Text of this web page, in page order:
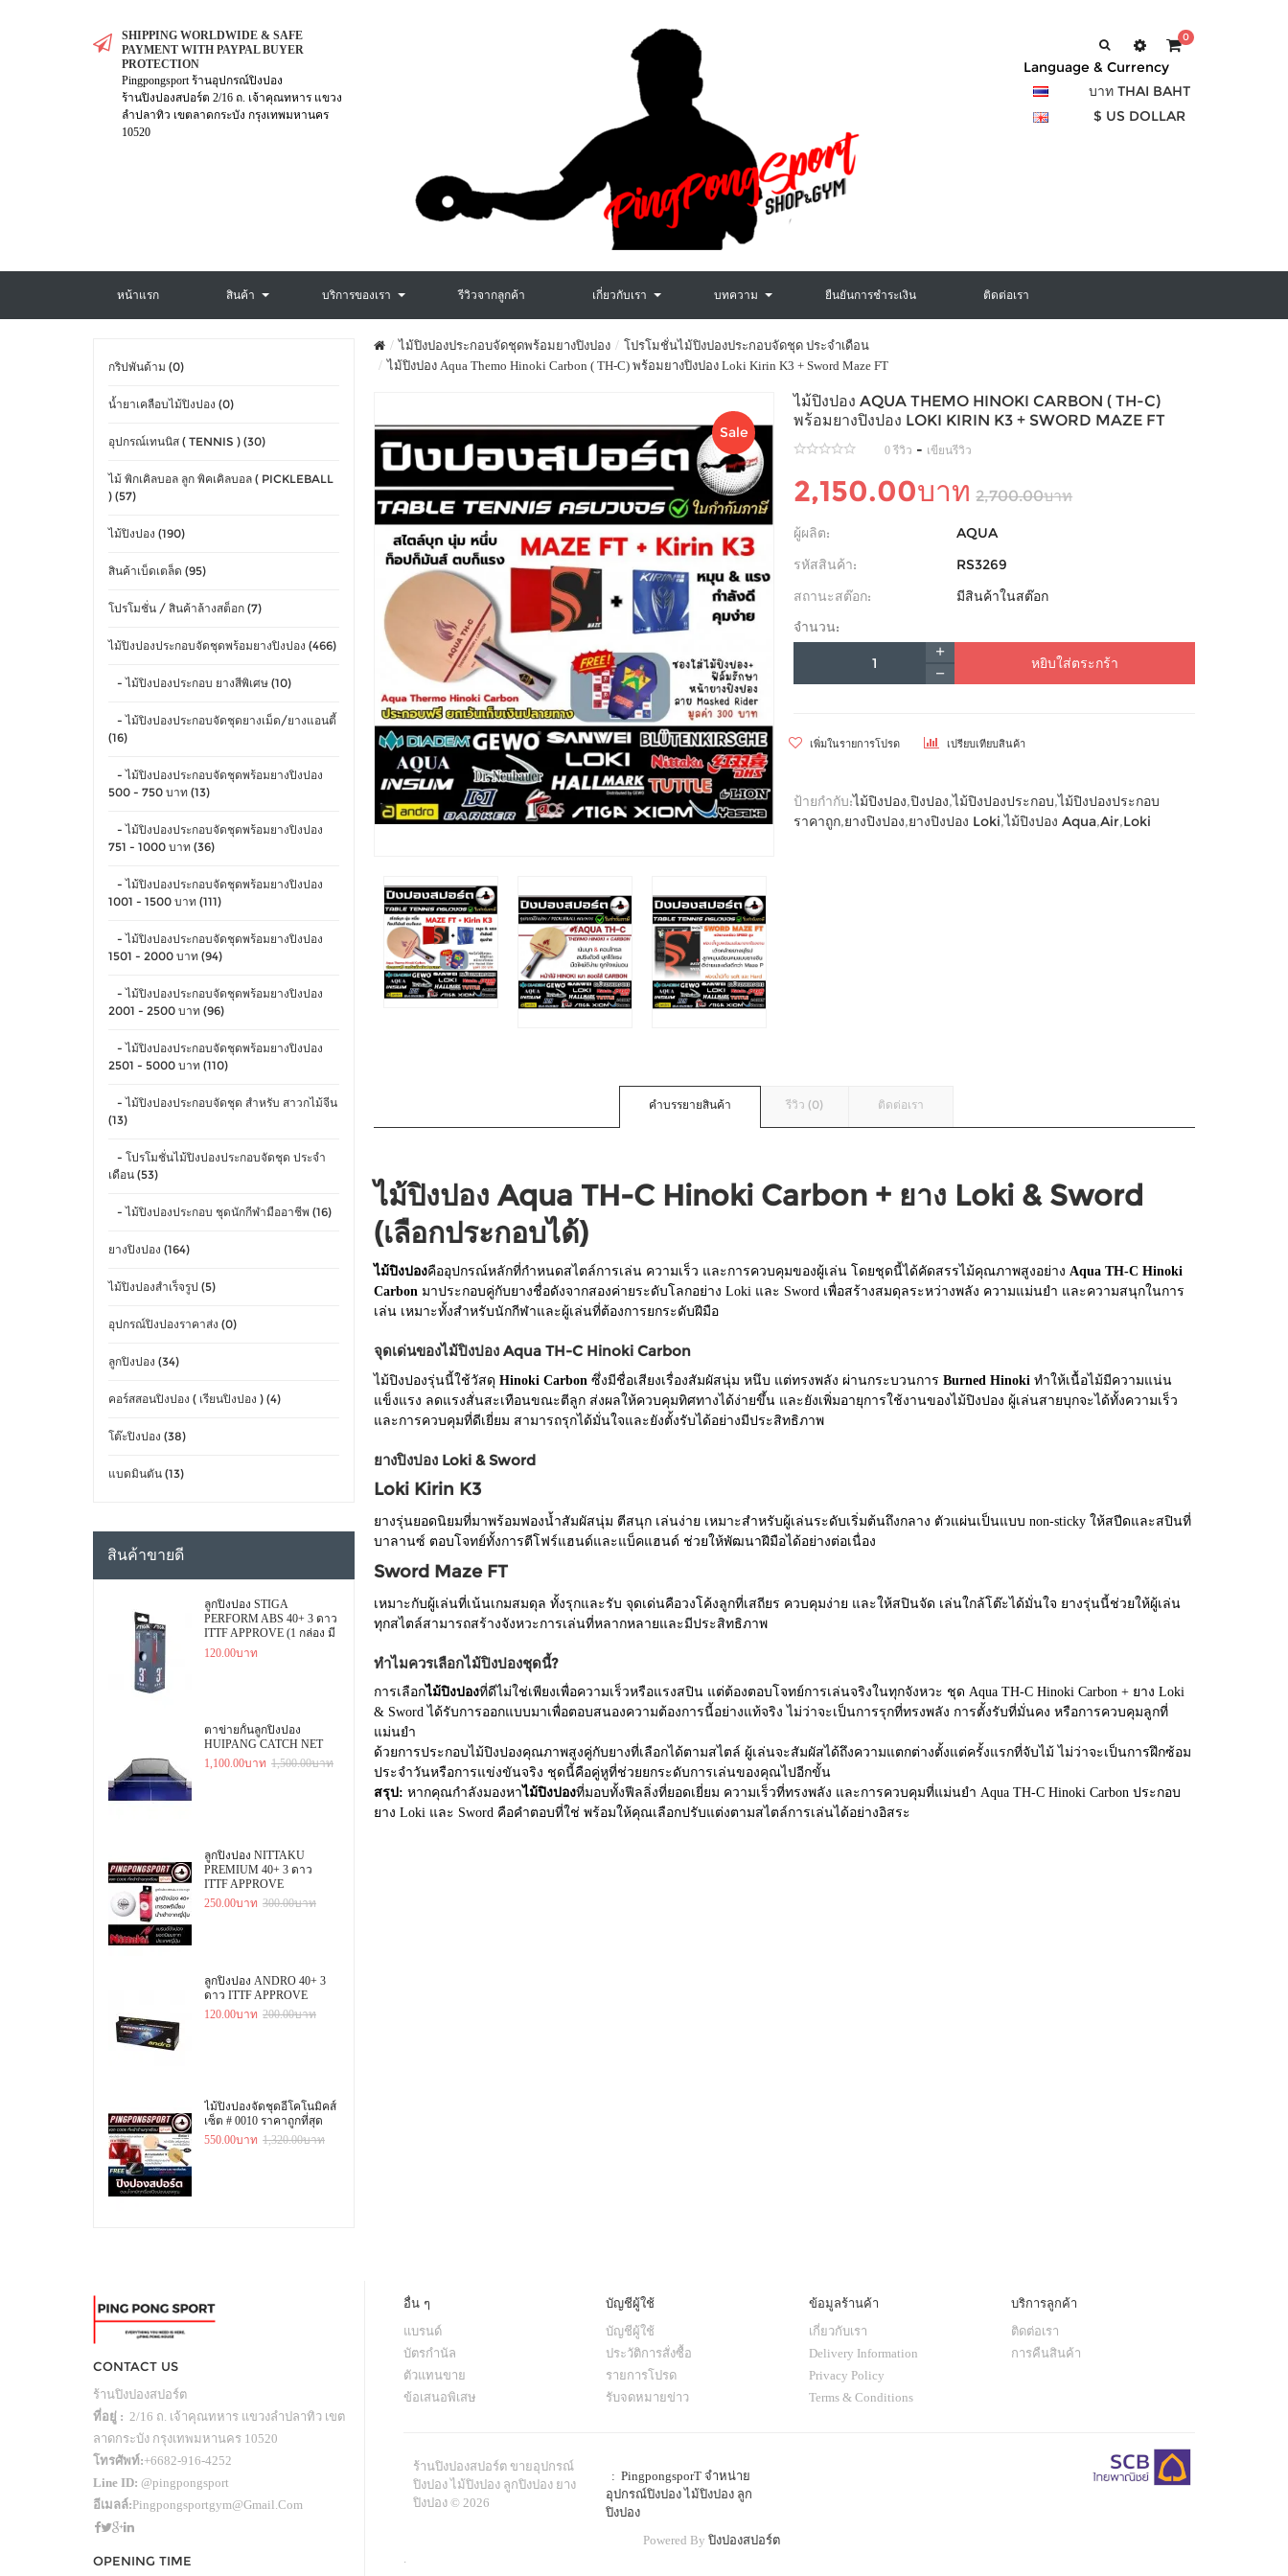
SHIPPING WORLDWIDE & SAFE
PAYMENT WITH PAYPAL BUYER
PROTECTION
Pingpongsport ร้านอุปกรณ์ปิงปอง
ร้านปิงปองสปอร์ต 2/16 ถ. เจ้าคุณทหาร แขวง
ลำปลาทิว เขตลาดกระบัง กรุงเทพมหานคร
10520
0
Language & Currency
บาท THAI BAHT
$ US DOLLAR
หน้าแรก สินค้า บริการของเรา รีวิวจากลูกค้า เกี่ยวกับเรา บทความ ยืนยันการชำระเงิน ติดต่อเรา
กริปพันด้าม (0)
น้ำยาเคลือบไม้ปิงปอง (0)
อุปกรณ์เทนนิส ( TENNIS ) (30)
ไม้ พิกเคิลบอล ลูก พิคเคิลบอล ( PICKLEBALL
) (57)
ไม้ปิงปอง (190)
สินค้าเบ็ดเตล็ด (95)
โปรโมชั่น / สินค้าล้างสต็อก (7)
ไม้ปิงปองประกอบจัดชุดพร้อมยางปิงปอง (466)
- ไม้ปิงปองประกอบ ยางสีพิเศษ (10)
- ไม้ปิงปองประกอบจัดชุดยางเม็ด/ยางแอนตี้
(16)
- ไม้ปิงปองประกอบจัดชุดพร้อมยางปิงปอง
500 - 750 บาท (13)
- ไม้ปิงปองประกอบจัดชุดพร้อมยางปิงปอง
751 - 1000 บาท (36)
- ไม้ปิงปองประกอบจัดชุดพร้อมยางปิงปอง
1001 - 1500 บาท (111)
- ไม้ปิงปองประกอบจัดชุดพร้อมยางปิงปอง
1501 - 2000 บาท (94)
- ไม้ปิงปองประกอบจัดชุดพร้อมยางปิงปอง
2001 - 2500 บาท (96)
- ไม้ปิงปองประกอบจัดชุดพร้อมยางปิงปอง
2501 - 5000 บาท (110)
- ไม้ปิงปองประกอบจัดชุด สำหรับ สาวกไม้จีน
(13)
- โปรโมชั่นไม้ปิงปองประกอบจัดชุด ประจำ
เดือน (53)
- ไม้ปิงปองประกอบ ชุดนักกีฬามืออาชีพ (16)
ยางปิงปอง (164)
ไม้ปิงปองสำเร็จรูป (5)
อุปกรณ์ปิงปองราคาส่ง (0)
ลูกปิงปอง (34)
คอร์สสอนปิงปอง ( เรียนปิงปอง ) (4)
โต๊ะปิงปอง (38)
แบดมินตัน (13)
สินค้าขายดี
ลูกปิงปอง STIGA
PERFORM ABS 40+ 3 ดาว
ITTF APPROVE (1 กล่อง มี
3 ลูก)
120.00บาท
ตาข่ายกั้นลูกปิงปอง
HUIPANG CATCH NET
1,100.00บาท 1,500.00บาท
ลูกปิงปอง NITTAKU
PREMIUM 40+ 3 ดาว
ITTF APPROVE
250.00บาท 300.00บาท
ลูกปิงปอง ANDRO 40+ 3
ดาว ITTF APPROVE
120.00บาท 200.00บาท
ไม้ปิงปองจัดชุดอีโคโนมิคส์
เซ็ต # 0010 ราคาถูกที่สุด
550.00บาท 1,320.00บาท
ไม้ปิงปองประกอบจัดชุดพร้อมยางปิงปอง
โปรโมชั่นไม้ปิงปองประกอบจัดชุด ประจำเดือน
ไม้ปิงปอง Aqua Themo Hinoki Carbon ( TH-C) พร้อมยางปิงปอง Loki Kirin K3 + Sword Maze FT
Sale
ไม้ปิงปอง AQUA THEMO HINOKI CARBON ( TH-C)
พร้อมยางปิงปอง LOKI KIRIN K3 + SWORD MAZE FT
0 รีวิว - เขียนรีวิว
2,150.00บาท 2,700.00บาท
ผู้ผลิต:
AQUA
รหัสสินค้า:
RS3269
สถานะสต๊อก:
มีสินค้าในสต๊อก
จำนวน:
หยิบใส่ตระกร้า
เพิ่มในรายการโปรด เปรียบเทียบสินค้า
ป้ายกำกับ:ไม้ปิงปอง,ปิงปอง,ไม้ปิงปองประกอบ,ไม้ปิงปองประกอบ
ราคาถูก,ยางปิงปอง,ยางปิงปอง Loki,ไม้ปิงปอง Aqua,Air,Loki
คำบรรยายสินค้า รีวิว (0) ติดต่อเรา
ไม้ปิงปอง Aqua TH-C Hinoki Carbon + ยาง Loki & Sword
(เลือกประกอบได้)
ไม้ปิงปองคืออุปกรณ์หลักที่กำหนดสไตล์การเล่น ความเร็ว และการควบคุมของผู้เล่น โดยชุดนี้ได้คัดสรรไม้คุณภาพสูงอย่าง Aqua TH-C Hinoki
Carbonมาประกอบคู่กับยางชื่อดังจากสองค่ายระดับโลกอย่าง Loki และ Sword เพื่อสร้างสมดุลระหว่างพลัง ความแม่นยำ และความสนุกในการ
เล่น เหมาะทั้งสำหรับนักกีฬาและผู้เล่นที่ต้องการยกระดับฝีมือ
จุดเด่นของไม้ปิงปอง Aqua TH-C Hinoki Carbon
ไม้ปิงปองรุ่นนี้ใช้วัสดุ Hinoki Carbon ซึ่งมีชื่อเสียงเรื่องสัมผัสนุ่ม หนึบ แต่ทรงพลัง ผ่านกระบวนการ Burned Hinoki ทำให้เนื้อไม้มีความแน่น
แข็งแรง ลดแรงสั่นสะเทือนขณะตีลูก ส่งผลให้ควบคุมทิศทางได้ง่ายขึ้น และยังเพิ่มอายุการใช้งานของไม้ปิงปอง ผู้เล่นสายบุกจะได้ทั้งความเร็ว
และการควบคุมที่ดีเยี่ยม สามารถรุกได้มั่นใจและยังตั้งรับได้อย่างมีประสิทธิภาพ
ยางปิงปอง Loki & Sword
Loki Kirin K3
ยางรุ่นยอดนิยมที่มาพร้อมฟองน้ำสัมผัสนุ่ม ตีสนุก เล่นง่าย เหมาะสำหรับผู้เล่นระดับเริ่มต้นถึงกลาง ตัวแผ่นเป็นแบบ non-sticky ให้สปีดและสปินที่
บาลานซ์ ตอบโจทย์ทั้งการตีโฟร์แฮนด์และแบ็คแฮนด์ ช่วยให้พัฒนาฝีมือได้อย่างต่อเนื่อง
Sword Maze FT
เหมาะกับผู้เล่นที่เน้นเกมสมดุล ทั้งรุกและรับ จุดเด่นคือวงโค้งลูกที่เสถียร ควบคุมง่าย และให้สปินจัด เล่นใกล้โต๊ะได้มั่นใจ ยางรุ่นนี้ช่วยให้ผู้เล่น
ทุกสไตล์สามารถสร้างจังหวะการเล่นที่หลากหลายและมีประสิทธิภาพ
ทำไมควรเลือกไม้ปิงปองชุดนี้?
การเลือกไม้ปิงปองที่ดีไม่ใช่เพียงเพื่อความเร็วหรือแรงสปิน แต่ต้องตอบโจทย์การเล่นจริงในทุกจังหวะ ชุด Aqua TH-C Hinoki Carbon + ยาง Loki
& Sword ได้รับการออกแบบมาเพื่อตอบสนองความต้องการนี้อย่างแท้จริง ไม่ว่าจะเป็นการรุกที่ทรงพลัง การตั้งรับที่มั่นคง หรือการควบคุมลูกที่
แม่นยำ
ด้วยการประกอบไม้ปิงปองคุณภาพสูงคู่กับยางที่เลือกได้ตามสไตล์ ผู้เล่นจะสัมผัสได้ถึงความแตกต่างตั้งแต่ครั้งแรกที่จับไม้ ไม่ว่าจะเป็นการฝึกซ้อม
ประจำวันหรือการแข่งขันจริง ชุดนี้คือคู่หูที่ช่วยยกระดับการเล่นของคุณไปอีกขั้น
สรุป: หากคุณกำลังมองหาไม้ปิงปองที่มอบทั้งฟีลลิ่งที่ยอดเยี่ยม ความเร็วที่ทรงพลัง และการควบคุมที่แม่นยำ Aqua TH-C Hinoki Carbon ประกอบ
ยาง Loki และ Sword คือคำตอบที่ใช่ พร้อมให้คุณเลือกปรับแต่งตามสไตล์การเล่นได้อย่างอิสระ
CONTACT US
ร้านปิงปองสปอร์ต
ที่อยู่ : 2/16 ถ. เจ้าคุณทหาร แขวงลำปลาทิว เขต
ลาดกระบัง กรุงเทพมหานคร 10520
โทรศัพท์:+6682-916-4252
Line ID: @pingpongsport
อีเมลล์:Pingpongsportgym@gmail.com
OPENING TIME
อื่น ๆ
แบรนด์
บัตรกำนัล
ตัวแทนขาย
ข้อเสนอพิเสษ
บัญชีผู้ใช้
บัญชีผู้ใช้
ประวัติการสั่งซื้อ
รายการโปรด
รับจดหมายข่าว
ข้อมูลร้านค้า
เกี่ยวกับเรา
Delivery Information
Privacy Policy
Terms & Conditions
บริการลูกค้า
ติดต่อเรา
การคืนสินค้า
ร้านปิงปองสปอร์ต ขายอุปกรณ์
ปิงปอง ไม้ปิงปอง ลูกปิงปอง ยาง
ปิงปอง © 2026
: PingpongsporT จำหน่าย
อุปกรณ์ปิงปอง ไม้ปิงปอง ลูก
ปิงปอง
Powered By ปิงปองสปอร์ต
.